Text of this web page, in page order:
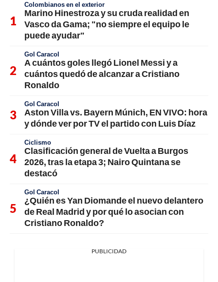
Colombianos en el exterior
Marino Hinestroza y su cruda realidad en
Vasco da Gama; "no siempre el equipo le
puede ayudar"
Gol Caracol
A cuántos goles llegó Lionel Messi y a
cuántos quedó de alcanzar a Cristiano
Ronaldo
Gol Caracol
Aston Villa vs. Bayern Múnich, EN VIVO: hora
y dónde ver por TV el partido con Luis Díaz
Ciclismo
Clasificación general de Vuelta a Burgos
2026, tras la etapa 3; Nairo Quintana se
destacó
Gol Caracol
¿Quién es Yan Diomande el nuevo delantero
de Real Madrid y por qué lo asocian con
Cristiano Ronaldo?
PUBLICIDAD